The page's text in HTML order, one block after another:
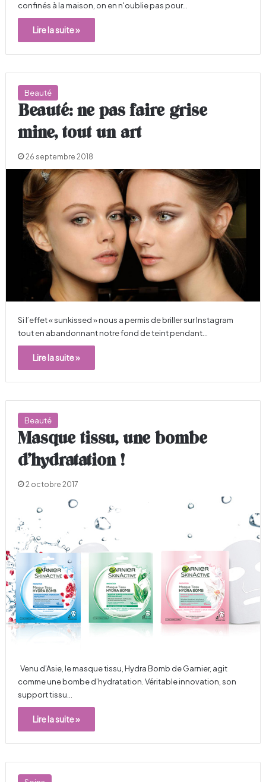
confinés à la maison, on en n'oublie pas pour…
Lire la suite »
Beauté
Beauté: ne pas faire grise
mine, tout un art
26 septembre 2018
Si l’effet « sunkissed » nous a permis de briller sur Instagram
tout en abandonnant notre fond de teint pendant…
Lire la suite »
Beauté
Masque tissu, une bombe
d’hydratation !
2 octobre 2017
Venu d’Asie, le masque tissu, Hydra Bomb de Garnier, agit
comme une bombe d’hydratation. Véritable innovation, son
support tissu…
Lire la suite »